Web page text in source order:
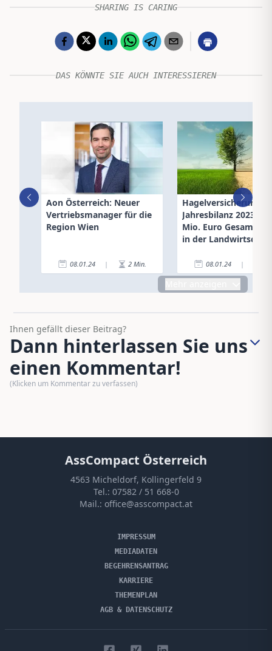
SHARING IS CARING
DAS KÖNNTE SIE AUCH INTERESSIEREN
Aon Österreich: Neuer
Vertriebsmanager für die
Region Wien
08.01.24 | 2 Min.
Hagelversicherung –
Jahresbilanz 2023:
Mio. Euro
in der Landwirtschaft
08.01.24 |
Ihnen gefällt dieser Beitrag?
Dann hinterlassen Sie uns
einen Kommentar!
(Klicken um Kommentar zu verfassen)
AssCompact Österreich
4563 Micheldorf, Kollingerfeld 9
Tel.: 07582 / 51 668-0
Mail.: office@asscompact.at
IMPRESSUM
MEDIADATEN
BEGEHRENSANTRAG
KARRIERE
THEMENPLAN
AGB & DATENSCHUTZ